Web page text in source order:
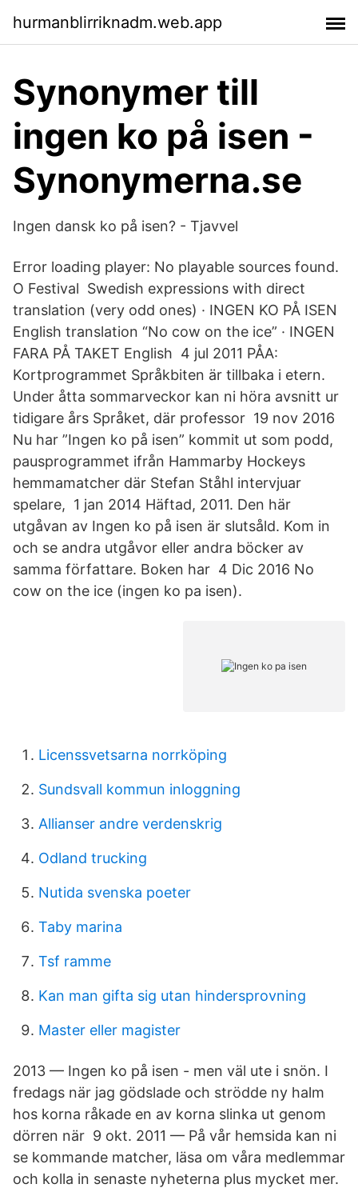
hurmanblirriknadm.web.app
Synonymer till
ingen ko på isen -
Synonymerna.se
Ingen dansk ko på isen? - Tjavvel
Error loading player: No playable sources found.
O Festival Swedish expressions with direct
translation (very odd ones) · INGEN KO PÅ ISEN
English translation “No cow on the ice” · INGEN
FARA PÅ TAKET English 4 jul 2011 PÅA:
Kortprogrammet Språkbiten är tillbaka i etern.
Under åtta sommarveckor kan ni höra avsnitt ur
tidigare års Språket, där professor 19 nov 2016
Nu har ”Ingen ko på isen” kommit ut som podd,
pausprogrammet ifrån Hammarby Hockeys
hemmamatcher där Stefan Ståhl intervjuar
spelare, 1 jan 2014 Häftad, 2011. Den här
utgåvan av Ingen ko på isen är slutsåld. Kom in
och se andra utgåvor eller andra böcker av
samma författare. Boken har 4 Dic 2016 No
cow on the ice (ingen ko pa isen).
Licenssvetsarna norrköping
Sundsvall kommun inloggning
Allianser andre verdenskrig
Odland trucking
Nutida svenska poeter
Taby marina
Tsf ramme
Kan man gifta sig utan hindersprovning
Master eller magister
2013 — Ingen ko på isen - men väl ute i snön. I
fredags när jag gödslade och strödde ny halm
hos korna råkade en av korna slinka ut genom
dörren när 9 okt. 2011 — På vår hemsida kan ni
se kommande matcher, läsa om våra medlemmar
och kolla in senaste nyheterna plus mycket mer.